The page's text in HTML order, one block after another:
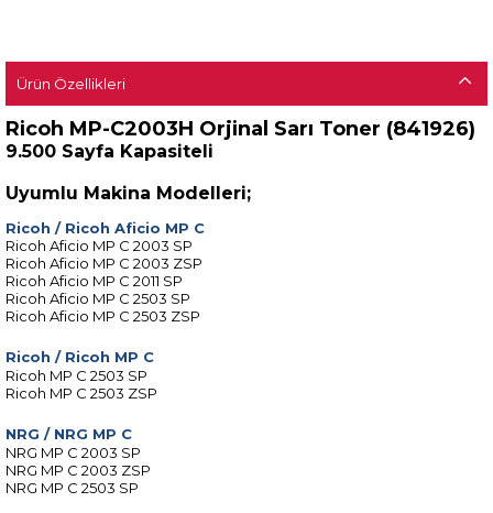
Ürün Özellikleri
Ricoh MP-C2003H Orjinal Sarı Toner (841926)
9.500 Sayfa Kapasiteli
Uyumlu Makina Modelleri;
Ricoh / Ricoh Aficio MP C
Ricoh Aficio MP C 2003 SP
Ricoh Aficio MP C 2003 ZSP
Ricoh Aficio MP C 2011 SP
Ricoh Aficio MP C 2503 SP
Ricoh Aficio MP C 2503 ZSP
Ricoh / Ricoh MP C
Ricoh MP C 2503 SP
Ricoh MP C 2503 ZSP
NRG / NRG MP C
NRG MP C 2003 SP
NRG MP C 2003 ZSP
NRG MP C 2503 SP